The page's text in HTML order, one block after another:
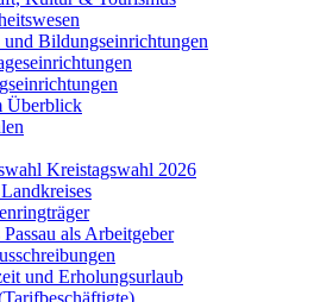
und Bildungseinrichtungen
Überblick
Kreistagswahl 2026
als Arbeitgeber
und Erholungsurlaub